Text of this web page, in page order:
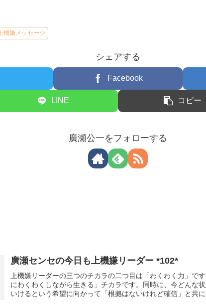
上機嫌メッセージ
シェアする
Facebook
LINE コピー
廣瀬公一をフォローする
廣瀬センセの今日も上機嫌リーダー *102*
上機嫌リーダーの三つのチカラの二つ目は「わくわく力」で
にわくわくしながら生きる」チカラです。同時に、今どんな
いけるという希望に向かって「根拠はないけれど確信」と共に